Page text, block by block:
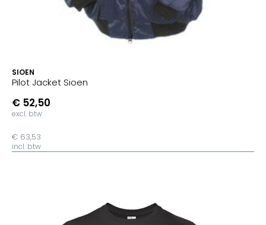
SIOEN
Pilot Jacket Sioen
€ 52,50
excl. btw
€ 63,53
incl. btw